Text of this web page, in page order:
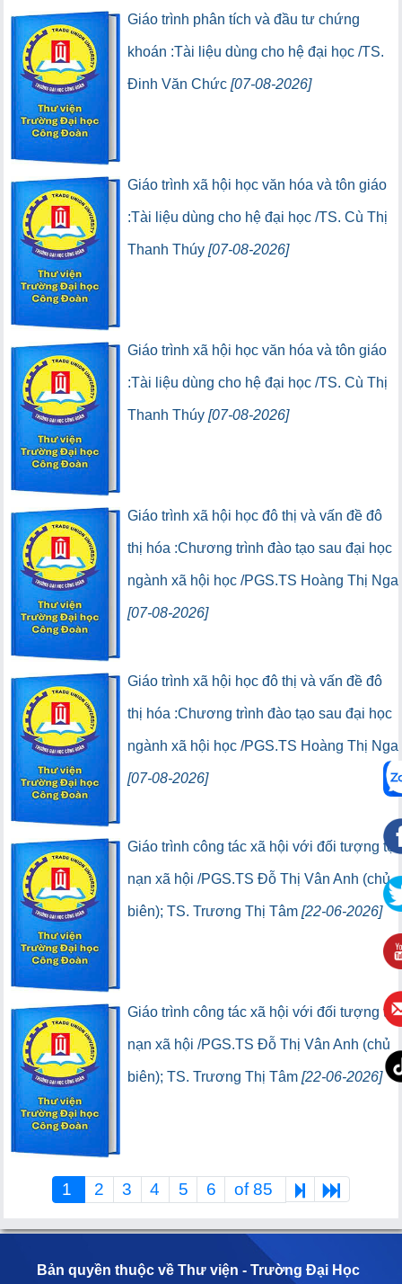
(5) (Lượt lưu thông:0) (0) (Lượt truy cập:0)
Giáo trình phân tích và đầu tư chứng
khoán :Tài liệu dùng cho hệ đại học /TS.
Đinh Văn Chức [07-08-2026]
(95) (Lượt lưu thông:0) (0) (Lượt truy cập:0)
Giáo trình xã hội học văn hóa và tôn giáo
:Tài liệu dùng cho hệ đại học /TS. Cù Thị
Thanh Thúy [07-08-2026]
(5) (Lượt lưu thông:0) (0) (Lượt truy cập:0)
Giáo trình xã hội học văn hóa và tôn giáo
:Tài liệu dùng cho hệ đại học /TS. Cù Thị
Thanh Thúy [07-08-2026]
(95) (Lượt lưu thông:0) (0) (Lượt truy cập:0)
Giáo trình xã hội học đô thị và vấn đề đô
thị hóa :Chương trình đào tạo sau đại học
ngành xã hội học /PGS.TS Hoàng Thị Nga
[07-08-2026]
(5) (Lượt lưu thông:0) (0) (Lượt truy cập:0)
Giáo trình xã hội học đô thị và vấn đề đô
thị hóa :Chương trình đào tạo sau đại học
ngành xã hội học /PGS.TS Hoàng Thị Nga
[07-08-2026]
(95) (Lượt lưu thông:0) (0) (Lượt truy cập:0)
Giáo trình công tác xã hội với đối tượng tệ
nạn xã hội /PGS.TS Đỗ Thị Vân Anh (chủ
biên); TS. Trương Thị Tâm [22-06-2026]
(5) (Lượt lưu thông:0) (0) (Lượt truy cập:0)
Giáo trình công tác xã hội với đối tượng tệ
nạn xã hội /PGS.TS Đỗ Thị Vân Anh (chủ
biên); TS. Trương Thị Tâm [22-06-2026]
(95) (Lượt lưu thông:10) (0) (Lượt truy cập:0)
1 2 3 4 5 6 of 85
Bản quyền thuộc về Thư viện - Trường Đại Học